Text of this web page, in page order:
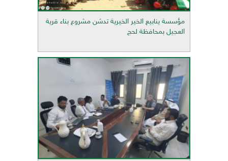
مؤسسة ينابيع الخير الخيرية تدشن مشروع بناء قرية
العجيل بمحافظة لحج